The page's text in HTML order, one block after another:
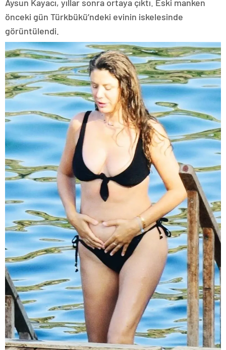
Aysun Kayacı, yıllar sonra ortaya çıktı. Eski manken
önceki gün Türkbükü’ndeki evinin iskelesinde
görüntülendi.